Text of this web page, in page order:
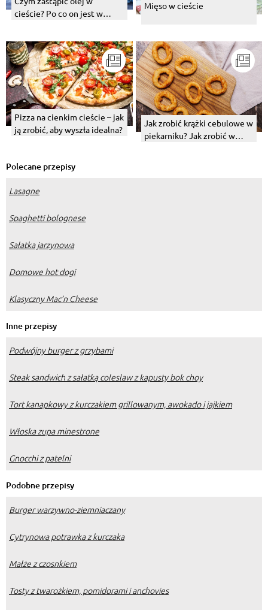
cieście? Po co on jest w
Mięso w cieście
Pizza na cienkim cieście – jak
ją zrobić, aby wyszła idealna?
Jak zrobić krążki cebulowe w
piekarniku? Jak zrobić w
Polecane przepisy
Lasagne
Spaghetti bolognese
Sałatka jarzynowa
Domowe hot dogi
Klasyczny Mac’n Cheese
Inne przepisy
Podwójny burger z grzybami
Steak sandwich z sałatką coleslaw z kapusty bok choy
Tort kanapkowy z kurczakiem grillowanym, awokado i jajkiem
Włoska zupa minestrone
Gnocchi z patelni
Podobne przepisy
Burger warzywno-ziemniaczany
Cytrynowa potrawka z kurczaka
Małże z czosnkiem
Tosty z twarożkiem, pomidorami i anchovies